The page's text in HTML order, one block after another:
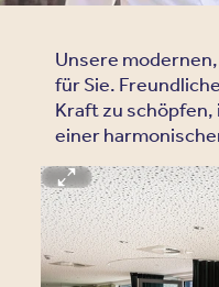
Unsere
für Sie.
Kraft zu schöpfen,
einer